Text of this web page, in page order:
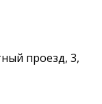
проезд, 3,